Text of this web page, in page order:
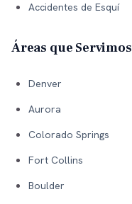
Accidentes de Esquí
Áreas que Servimos
Denver
Aurora
Colorado Springs
Fort Collins
Boulder